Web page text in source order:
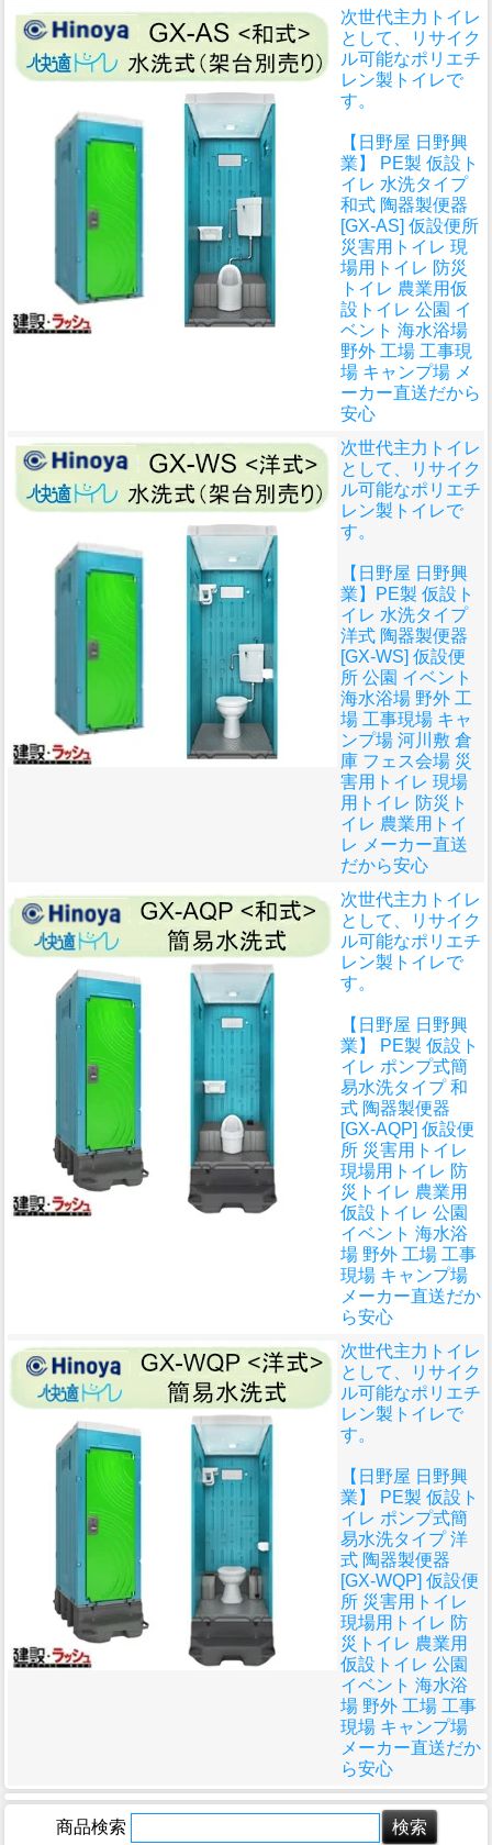
次世代主力トイレ
として、リサイク
ル可能なポリエチ
レン製トイレで
す。
【日野屋 日野興
業】 PE製 仮設ト
イレ 水洗タイプ
和式 陶器製便器
[GX-AS] 仮設便所
災害用トイレ 現
場用トイレ 防災
トイレ 農業用仮
設トイレ 公園 イ
ベント 海水浴場
野外 工場 工事現
場 キャンプ場 メ
ーカー直送だから
安心
次世代主力トイレ
として、リサイク
ル可能なポリエチ
レン製トイレで
す。
【日野屋 日野興
業】PE製 仮設ト
イレ 水洗タイプ
洋式 陶器製便器
[GX-WS] 仮設便
所 公園 イベント
海水浴場 野外 工
場 工事現場 キャ
ンプ場 河川敷 倉
庫 フェス会場 災
害用トイレ 現場
用トイレ 防災ト
イレ 農業用トイ
レ メーカー直送
だから安心
次世代主力トイレ
として、リサイク
ル可能なポリエチ
レン製トイレで
す。
【日野屋 日野興
業】 PE製 仮設ト
イレ ポンプ式簡
易水洗タイプ 和
式 陶器製便器
[GX-AQP] 仮設便
所 災害用トイレ
現場用トイレ 防
災トイレ 農業用
仮設トイレ 公園
イベント 海水浴
場 野外 工場 工事
現場 キャンプ場
メーカー直送だか
ら安心
次世代主力トイレ
として、リサイク
ル可能なポリエチ
レン製トイレで
す。
【日野屋 日野興
業】 PE製 仮設ト
イレ ポンプ式簡
易水洗タイプ 洋
式 陶器製便器
[GX-WQP] 仮設便
所 災害用トイレ
現場用トイレ 防
災トイレ 農業用
仮設トイレ 公園
イベント 海水浴
場 野外 工場 工事
現場 キャンプ場
メーカー直送だか
ら安心
商品検索